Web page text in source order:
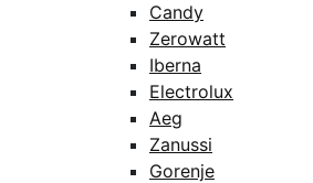
Candy
Zerowatt
Iberna
Electrolux
Aeg
Zanussi
Gorenje